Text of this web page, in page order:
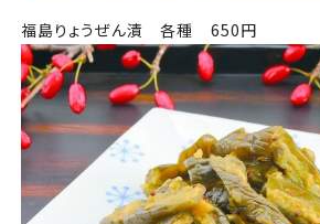
福島りょうぜん漬 各種 650円